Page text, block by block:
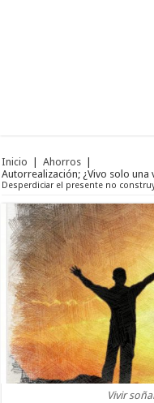
Inicio | Ahorros |
Autorrealización; ¿Vivo solo una
Desperdiciar el presente no
Vivir